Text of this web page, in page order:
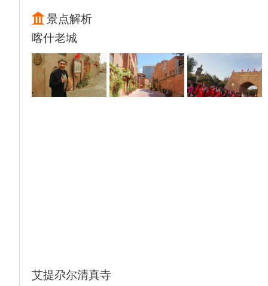
景区的浏览顺序。
2、心脏病、糖尿病、高血压、孕妇、贫血、
肿瘤患者不宜体验沙疗。沙疗后：及时补水、
避冷风、不冲凉水澡，搭配葡萄沟冰镇水果，
体验更佳。
3、新疆地域辽阔，乘车时间较长，路途限速
景点解析
喀什老城
艾提尕尔清真寺